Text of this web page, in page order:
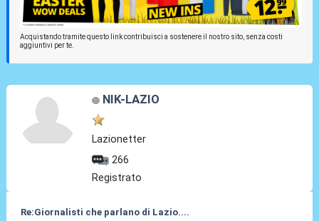
Acquistando tramite questo link contribuisci a sostenere il nostro sito, senza costi
aggiuntivi per te.
NIK-LAZIO
Lazionetter
266
Registrato
Re:Giornalisti che parlano di Lazio....